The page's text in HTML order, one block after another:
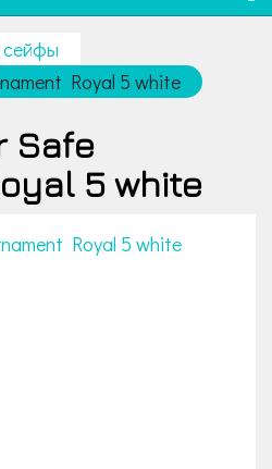
сейфы
Royal 5 white
Safe
5 white